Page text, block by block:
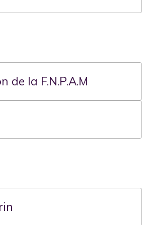
les lois, mais elle joue un rôle
(dont la CML)
officielle, nous avons pu ensemble
de la F.N.P.A.M